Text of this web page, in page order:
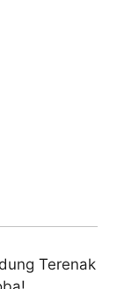
Terenak